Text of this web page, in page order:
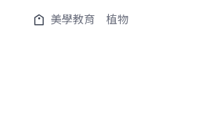
美學教育 植物